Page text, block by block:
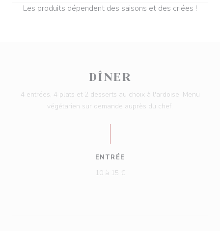
Les produits dépendent des saisons et des criées !
DÎNER
4 entrées, 4 plats et 2 desserts au choix à l'ardoise. Menu
végétarien sur demande auprès du chef.
ENTRÉE
10 à 15 €